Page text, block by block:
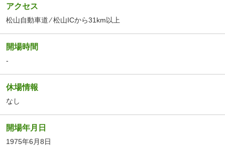
アクセス
松山自動車道 ⁄ 松山ICから31km以上
開場時間
-
休場情報
なし
開場年月日
1975年6月8日